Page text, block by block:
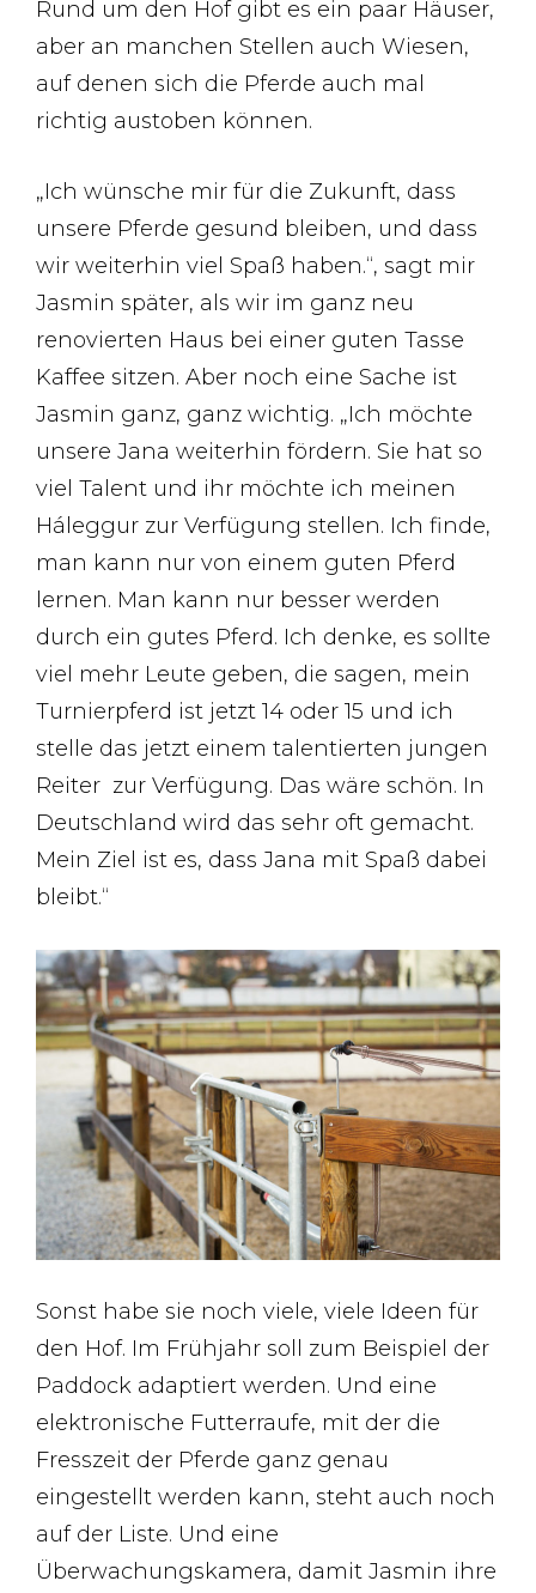
Rund um den Hof gibt es ein paar Häuser,
aber an manchen Stellen auch Wiesen,
auf denen sich die Pferde auch mal
richtig austoben können.
„Ich wünsche mir für die Zukunft, dass
unsere Pferde gesund bleiben, und dass
wir weiterhin viel Spaß haben.“, sagt mir
Jasmin später, als wir im ganz neu
renovierten Haus bei einer guten Tasse
Kaffee sitzen. Aber noch eine Sache ist
Jasmin ganz, ganz wichtig. „Ich möchte
unsere Jana weiterhin fördern. Sie hat so
viel Talent und ihr möchte ich meinen
Háleggur zur Verfügung stellen. Ich finde,
man kann nur von einem guten Pferd
lernen. Man kann nur besser werden
durch ein gutes Pferd. Ich denke, es sollte
viel mehr Leute geben, die sagen, mein
Turnierpferd ist jetzt 14 oder 15 und ich
stelle das jetzt einem talentierten jungen
Reiter zur Verfügung. Das wäre schön. In
Deutschland wird das sehr oft gemacht.
Mein Ziel ist es, dass Jana mit Spaß dabei
bleibt.“
Sonst habe sie noch viele, viele Ideen für
den Hof. Im Frühjahr soll zum Beispiel der
Paddock adaptiert werden. Und eine
elektronische Futterraufe, mit der die
Fresszeit der Pferde ganz genau
eingestellt werden kann, steht auch noch
auf der Liste. Und eine
Überwachungskamera, damit Jasmin ihre